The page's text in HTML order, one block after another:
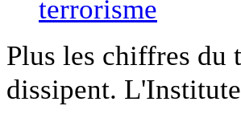
Plus les chiffres du
dissipent.